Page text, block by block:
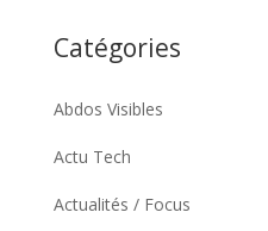
Catégories
Abdos Visibles
Actu Tech
Actualités / Focus